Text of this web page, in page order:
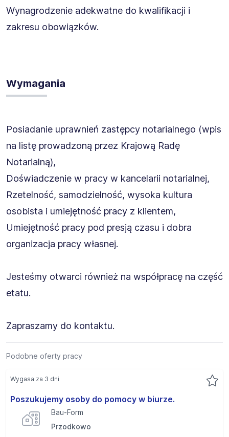
Wynagrodzenie adekwatne do kwalifikacji i
zakresu obowiązków.
Wymagania
Posiadanie uprawnień zastępcy notarialnego (wpis
na listę prowadzoną przez Krajową Radę
Notarialną),
Doświadczenie w pracy w kancelarii notarialnej,
Rzetelność, samodzielność, wysoka kultura
osobista i umiejętność pracy z klientem,
Umiejętność pracy pod presją czasu i dobra
organizacja pracy własnej.
Jesteśmy otwarci również na współpracę na część
etatu.
Zapraszamy do kontaktu.
Podobne oferty pracy
Poszukujemy osoby do pomocy w biurze.
Bau-Form
Przodkowo
Wygasa za 3 dni